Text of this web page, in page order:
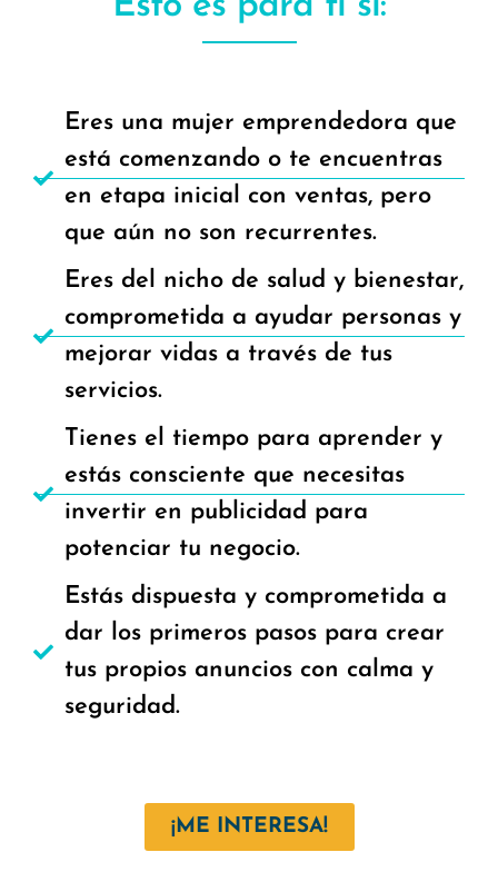
Eres una mujer emprendedora que
está comenzando o te encuentras
en etapa inicial con ventas, pero
que aún no son recurrentes.
Eres del nicho de salud y bienestar,
comprometida a ayudar personas y
mejorar vidas a través de tus
servicios.
Tienes el tiempo para aprender y
estás consciente que necesitas
invertir en publicidad para
potenciar tu negocio.
Estás dispuesta y comprometida a
dar los primeros pasos para crear
tus propios anuncios con calma y
seguridad.
¡ME INTERESA!